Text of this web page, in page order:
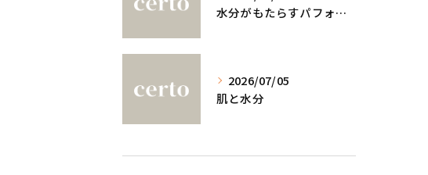
水分がもたらすパフォーマンスへの影響
2026/07/05
肌と水分